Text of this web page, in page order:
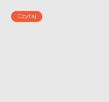
faktycznie było kilka
Czytaj